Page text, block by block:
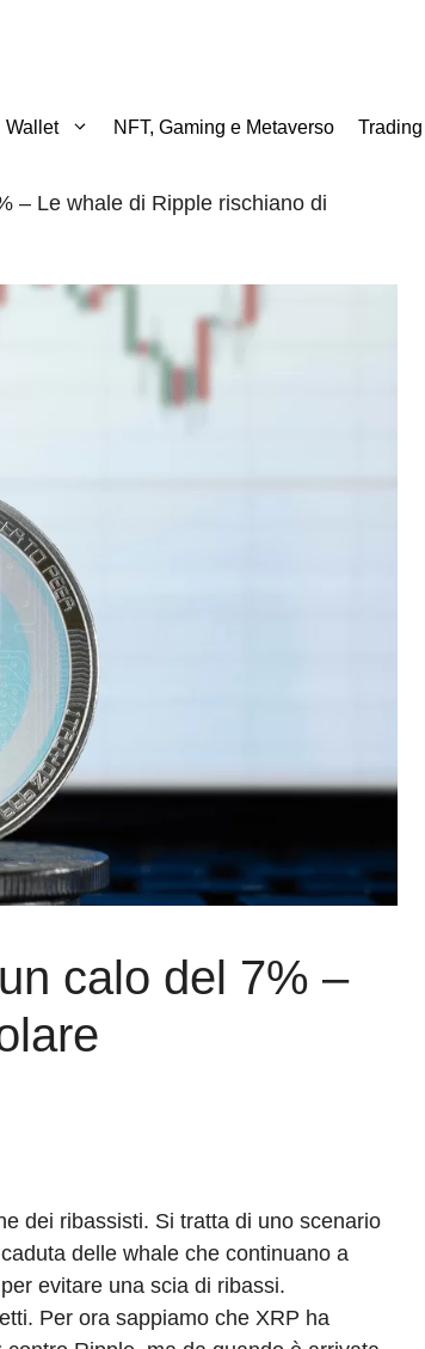
Wallet NFT, Gaming e Metaverso Trading
– Le whale di Ripple rischiano di
calo del 7% –
dei ribassisti. Si tratta di uno scenario
delle whale che continuano a
evitare una scia di ribassi.
Per ora sappiamo che XRP ha